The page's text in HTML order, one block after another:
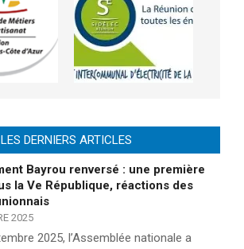
LES DERNIERS ARTICLES
Bayrou renversé : une première
la Ve République, réactions des
2025
2025, l’Assemblée nationale a